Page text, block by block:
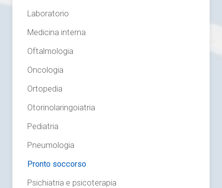
Laboratorio
Medicina interna
Oftalmologia
Oncologia
Ortopedia
Otorinolaringoiatria
Pediatria
Pneumologia
Pronto soccorso
Psichiatria e psicoterapia